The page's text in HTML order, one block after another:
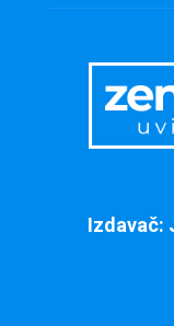
Izdavač: